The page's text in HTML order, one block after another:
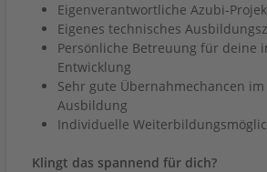
Eigenverantwortliche Azubi-
Eigenes technisches
Persönliche Betreuung für deine
Entwicklung
Sehr gute Übernahmechancen
Ausbildung
Individuelle
Klingt das spannend für dich?